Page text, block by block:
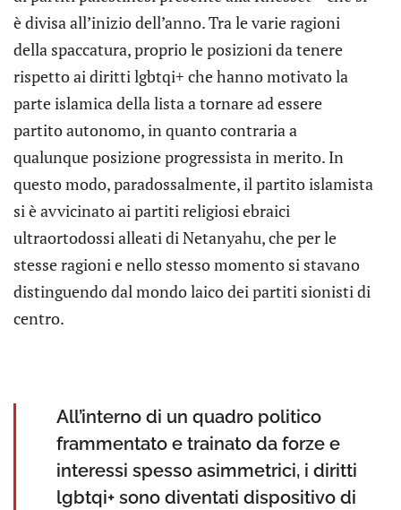
è divisa all’inizio dell’anno. Tra le varie ragioni
della spaccatura, proprio le posizioni da tenere
rispetto ai diritti lgbtqi+ che hanno motivato la
parte islamica della lista a tornare ad essere
partito autonomo, in quanto contraria a
qualunque posizione progressista in merito. In
questo modo, paradossalmente, il partito islamista
si è avvicinato ai partiti religiosi ebraici
ultraortodossi alleati di Netanyahu, che per le
stesse ragioni e nello stesso momento si stavano
distinguendo dal mondo laico dei partiti sionisti di
centro.
All’interno di un quadro politico
frammentato e trainato da forze e
interessi spesso asimmetrici, i diritti
lgbtqi+ sono diventati dispositivo di